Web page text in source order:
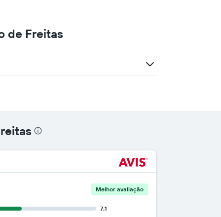
de Freitas
Melhor avaliação
7.1